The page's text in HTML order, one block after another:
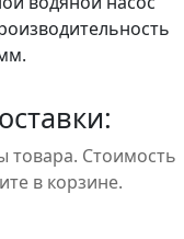
товара. Стоимость
в корзине.